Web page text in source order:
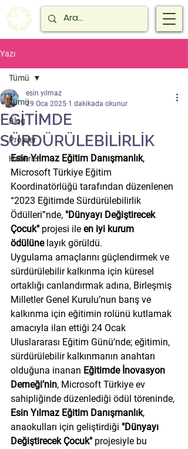
Yazı
Tümü
Blog
Projeler
Haberler
Tümü
EGİTİMDE
SÜRDÜRÜLEBİLİRLİK
esin yılmaz
29 Oca 2025 1 dakikada okunur
Esin Yılmaz Eğitim Danışmanlık,
Microsoft Türkiye Eğitim
Koordinatörlüğü tarafından düzenlenen
“2023 Eğitimde Sürdürülebilirlik
Ödülleri”nde, "Dünyayı Değiştirecek
Çocuk" projesi ile en iyi kurum
ödülüne layık görüldü.
Uygulama amaçlarını güçlendirmek ve
sürdürülebilir kalkınma için küresel
ortaklığı canlandırmak adına, Birleşmiş
Milletler Genel Kurulu’nun barış ve
kalkınma için eğitimin rolünü kutlamak
amacıyla ilan ettiği 24 Ocak
Uluslararası Eğitim Günü’nde; eğitimin,
sürdürülebilir kalkınmanın anahtarı
olduğuna inanan Eğitimde İnovasyon
Derneği’nin, Microsoft Türkiye ev
sahipliğinde düzenlediği ödül töreninde,
Esin Yılmaz Eğitim Danışmanlık,
anaokulları için geliştirdiği "Dünyayı
Değiştirecek Çocuk" projesiyle bu